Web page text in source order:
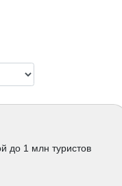
до 1 млн туристов